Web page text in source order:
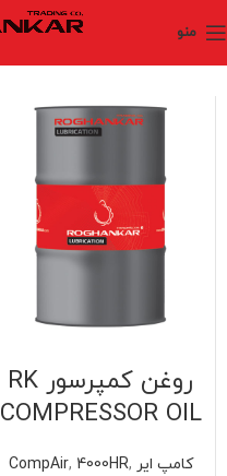
منو
روغن کمپرسور RK
COMPRESSOR OIL
کامپ ایر CompAir , 4000HR,